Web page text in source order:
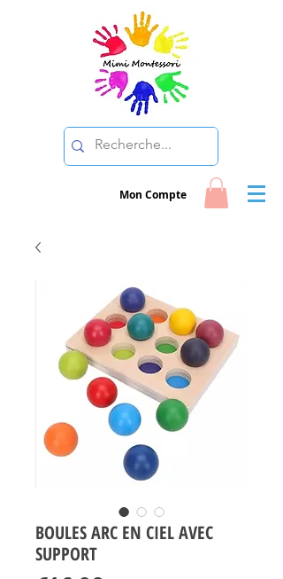
Mon Compte
BOULES ARC EN CIEL AVEC
SUPPORT